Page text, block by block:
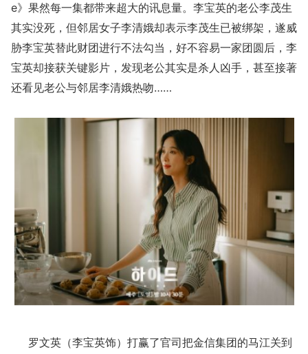
e》果然每一集都带来超大的讯息量。李宝英的老公李茂生
其实没死，但邻居女子李清娥却表示李茂生已被绑架，遂威
胁李宝英替此财团进行不法勾当，好不容易一家团圆后，李
宝英却接获关键影片，发现老公其实是杀人凶手，甚至接著
还看见老公与邻居李清娥热吻……
罗文英（李宝英饰）打赢了官司把金信集团的马江关到